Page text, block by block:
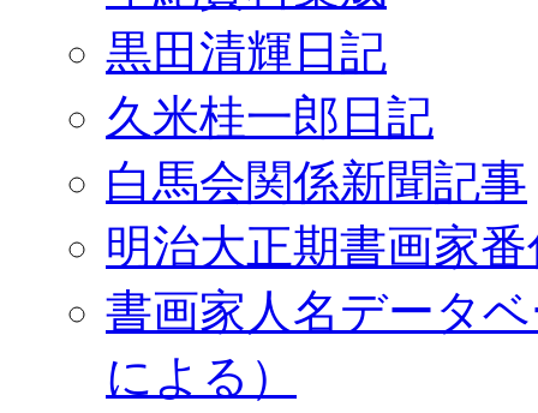
黒田清輝日記
久米桂一郎日記
白馬会関係新聞記事
明治大正期書画家
書画家人名データ
による）